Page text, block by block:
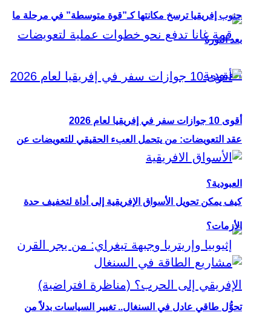
عقد التعويضات: من يتحمل العبء الحقيقي للتعويضات عن
العبودية؟
جنوب إفريقيا ترسخ مكانتها كـ”قوة متوسطة” في مرحلة ما
بعد الثورة
أقوى 10 جوازات سفر في إفريقيا لعام 2026
كيف يمكن تحويل الأسواق الإفريقية إلى أداة لتخفيف حدة
الأزمات؟
تحوُّل طاقي عادل في السنغال.. تغيير السياسات بدلاً من